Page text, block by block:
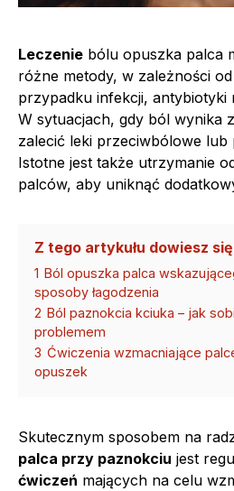
Leczenie bólu opuszka palca
różne metody, w zależności
przypadku infekcji, antybiotyki
W sytuacjach, gdy ból wynika
zalecić leki przeciwbólowe lub
Istotne jest także utrzymanie
palców, aby uniknąć
Z tego artykułu dowiesz
1 Ból opuszka palca
sposoby łagodzenia
2 Ból paznokcia kciuka – jak
problemem
3 Ćwiczenia wzmacniające
opuszek
Skutecznym sposobem na
palca przy paznokciu jest
ćwiczeń mających na celu